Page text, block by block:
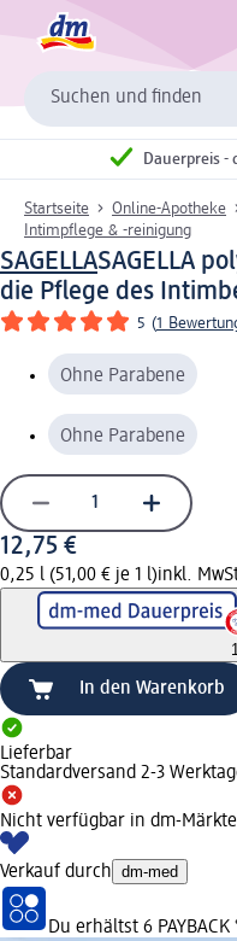
Suchen und finden
Dauerpreis -
Startseite Online-Apotheke
Intimpflege & -reinigung
SAGELLASAGELLA
die Pflege des
5 (1
Ohne Parabene
Ohne Parabene
12,75 €
0,25 l (51,00 € je 1 l)inkl.
In den Warenkorb
Lieferbar
Standardversand 2-3
Nicht verfügbar in dm-
Verkauf durch dm-med
Du erhältst 6 PAYBACK